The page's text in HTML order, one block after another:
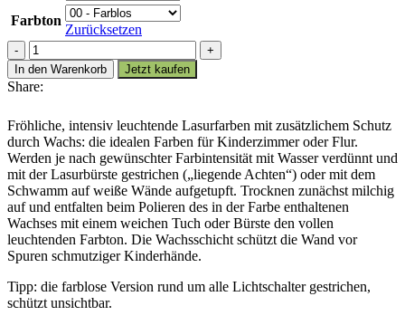
Farbton
Zurücksetzen
AURO
Wandlasur-
Wachs
Nr.
Menge
In den Warenkorb Jetzt kaufen
Share:
Fröhliche, intensiv leuchtende Lasurfarben mit zusätzlichem Schutz
durch Wachs: die idealen Farben für Kinderzimmer oder Flur.
Werden je nach gewünschter Farbintensität mit Wasser verdünnt und
mit der Lasurbürste gestrichen („liegende Achten“) oder mit dem
Schwamm auf weiße Wände aufgetupft. Trocknen zunächst milchig
auf und entfalten beim Polieren des in der Farbe enthaltenen
Wachses mit einem weichen Tuch oder Bürste den vollen
leuchtenden Farbton. Die Wachsschicht schützt die Wand vor
Spuren schmutziger Kinderhände.
Tipp: die farblose Version rund um alle Lichtschalter gestrichen,
schützt unsichtbar.